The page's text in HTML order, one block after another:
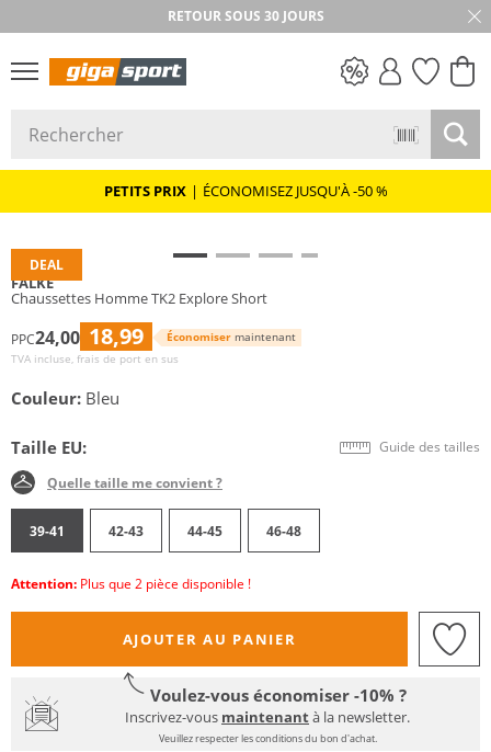
RETOUR SOUS 30 JOURS
PETITS PRIX | ÉCONOMISEZ JUSQU'À -50 %
DEAL
FALKE
Chaussettes Homme TK2 Explore Short
PPC24,00 18,99 Économiser maintenant
TVA incluse, frais de port en sus
Couleur: Bleu
Taille EU: Guide des tailles
Quelle taille me convient ?
39-41 42-43 44-45 46-48
Attention: Plus que 2 pièce disponible !
AJOUTER AU PANIER
Voulez-vous économiser -10% ?
Inscrivez-vous maintenantà la newsletter.
Veuillez respecter les conditions du bon d'achat.